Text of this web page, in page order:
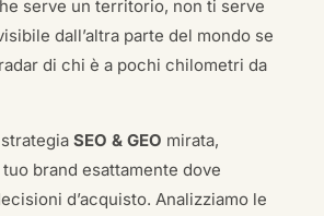
serve un territorio, non ti serve
dall’altra parte del mondo se
di chi è a pochi chilometri da
SEO & GEO mirata,
brand esattamente dove
d’acquisto. Analizziamo le